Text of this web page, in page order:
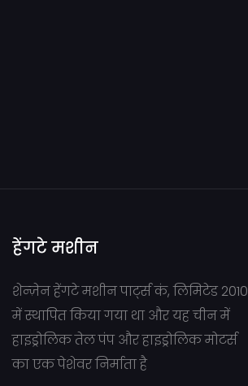
हेंगटे मशीन
शेन्ज़ेन हेंगटे मशीन पार्ट्स कं, लिमिटेड 2010
में स्थापित किया गया था और यह चीन में
हाइड्रोलिक तेल पंप और हाइड्रोलिक मोटर्स
का एक पेशेवर निर्माता है